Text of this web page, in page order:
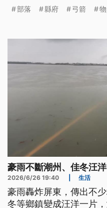
落石，公所趕緊搶通中
部落 縣府 弓箭
豪雨不斷潮州、佳冬汪
2026/6/26 19:40 生活
豪雨轟炸屏東，傳出不
冬等鄉鎮變成汪洋一片